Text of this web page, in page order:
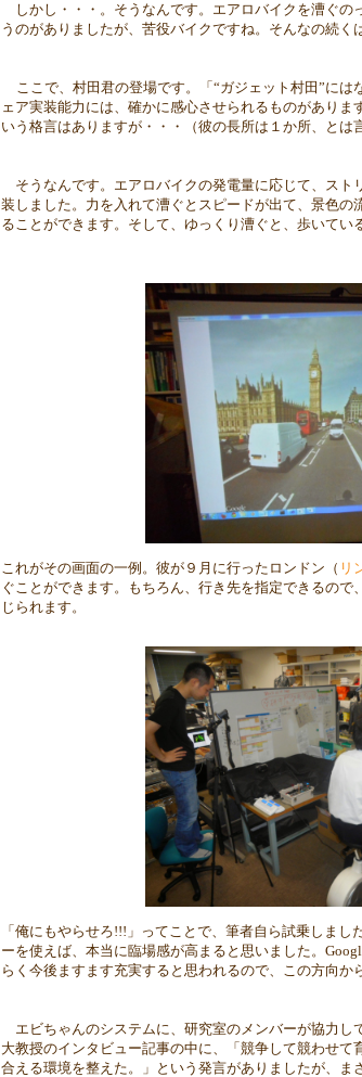
しかし・・・。そうなんです。エアロバイクを漕ぐ
うのがありましたが、苦役バイクですね。そんなの続
ここで、村田君の登場です。「“ガジェット村田”には
ェア実装能力には、確かに感心させられるものがありま
いう格言はありますが・・・（彼の長所は１か所、とは
そうなんです。エアロバイクの発電量に応じて、スト
装しました。力を入れて漕ぐとスピードが出て、景色の
ることができます。そして、ゆっくり漕ぐと、歩いてい
これがその画面の一例。彼が９月に行ったロンドン（ リ
ぐことができます。もちろん、行き先を指定できるので
じられます。
「俺にもやらせろ!!! 」ってことで、筆者自ら試乗しました
ーを使えば、本当に臨場感が高まると思いました。
らく今後ますます充実すると思われるので、この方向か
エビちゃんのシステムに、研究室のメンバーが協力し
大教授のインタビュー記事の中に、「競争して競わせて
合える環境を整えた。」という発言がありましたが、ま